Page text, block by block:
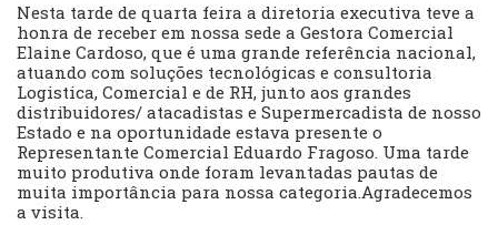
Nesta tarde de quarta feira a diretoria executiva teve a
honra de receber em nossa sede a Gestora Comercial
Elaine Cardoso, que é uma grande referência nacional,
atuando com soluções tecnológicas e consultoria
Logistica, Comercial e de RH, junto aos grandes
distribuidores/ atacadistas e Supermercadista de nosso
Estado e na oportunidade estava presente o
Representante Comercial Eduardo Fragoso. Uma tarde
muito produtiva onde foram levantadas pautas de
muita importância para nossa categoria.Agradecemos
a visita.